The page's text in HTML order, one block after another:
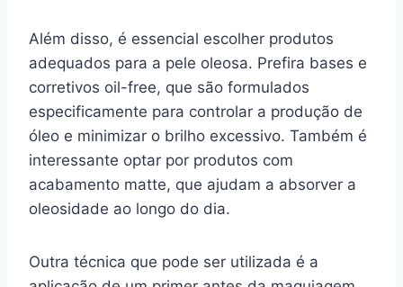
Além disso, é essencial escolher produtos
adequados para a pele oleosa. Prefira bases e
corretivos oil-free, que são formulados
especificamente para controlar a produção de
óleo e minimizar o brilho excessivo. Também é
interessante optar por produtos com
acabamento matte, que ajudam a absorver a
oleosidade ao longo do dia.
Outra técnica que pode ser utilizada é a